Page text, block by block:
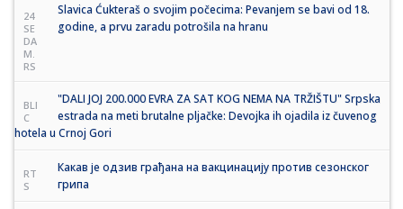
24
SE
DA
M.
RS
Slavica Ćukteraš o svojim počecima: Pevanjem se bavi od 18.
godine, a prvu zaradu potrošila na hranu
BLI
C
"DALI JOJ 200.000 EVRA ZA SAT KOG NEMA NA TRŽIŠTU" Srpska
estrada na meti brutalne pljačke: Devojka ih ojadila iz čuvenog
hotela u Crnoj Gori
RT
S
Какав је одзив грађана на вакцинацију против сезонског
грипа